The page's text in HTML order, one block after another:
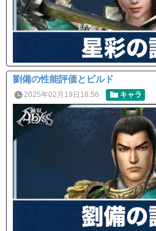
劉備の性能評価とビルド
2025年02月19日18:56 キャラ